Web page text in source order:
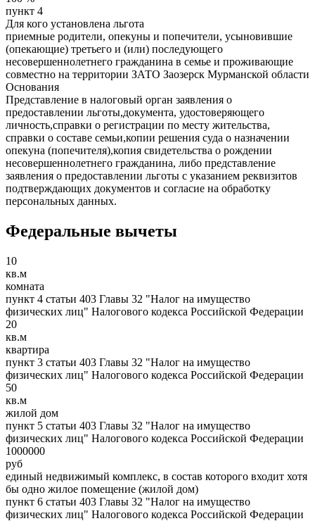
пункт 4
Для кого установлена льгота
приемные родители, опекуны и попечители, усыновившие
(опекающие) третьего и (или) последующего
несовершеннолетнего гражданина в семье и проживающие
совместно на территории ЗАТО Заозерск Мурманской области
Основания
Представление в налоговый орган заявления о
предоставлении льготы,документа, удостоверяющего
личность,справки о регистрации по месту жительства,
справки о составе семьи,копии решения суда о назначении
опекуна (попечителя),копия свидетельства о рождении
несовершеннолетнего гражданина, либо представление
заявления о предоставлении льготы с указанием реквизитов
подтверждающих документов и согласие на обработку
персональных данных.
Федеральные вычеты
10
кв.м
комната
пункт 4 статьи 403 Главы 32 "Налог на имущество
физических лиц" Налогового кодекса Российской Федерации
20
кв.м
квартира
пункт 3 статьи 403 Главы 32 "Налог на имущество
физических лиц" Налогового кодекса Российской Федерации
50
кв.м
жилой дом
пункт 5 статьи 403 Главы 32 "Налог на имущество
физических лиц" Налогового кодекса Российской Федерации
1000000
руб
единый недвижимый комплекс, в состав которого входит хотя
бы одно жилое помещение (жилой дом)
пункт 6 статьи 403 Главы 32 "Налог на имущество
физических лиц" Налогового кодекса Российской Федерации